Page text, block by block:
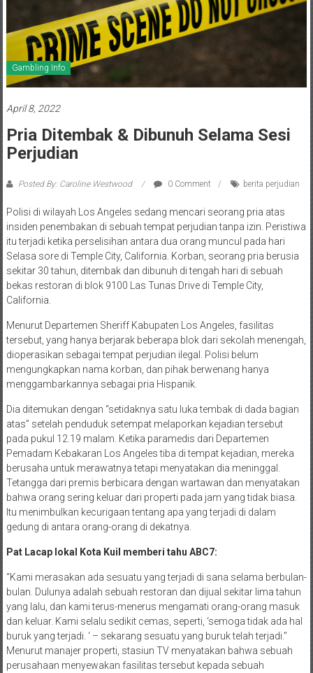
Gambling Info
April 8, 2022
Pria Ditembak & Dibunuh Selama Sesi
Perjudian
Posted By: Caroline Westwood 0 Comment berita perjudian
Polisi di wilayah Los Angeles sedang mencari seorang pria atas
insiden penembakan di sebuah tempat perjudian tanpa izin. Peristiwa
itu terjadi ketika perselisihan antara dua orang muncul pada hari
Selasa sore di Temple City, California. Korban, seorang pria berusia
sekitar 30 tahun, ditembak dan dibunuh di tengah hari di sebuah
bekas restoran di blok 9100 Las Tunas Drive di Temple City,
California.
Menurut Departemen Sheriff Kabupaten Los Angeles, fasilitas
tersebut, yang hanya berjarak beberapa blok dari sekolah menengah,
dioperasikan sebagai tempat perjudian ilegal. Polisi belum
mengungkapkan nama korban, dan pihak berwenang hanya
menggambarkannya sebagai pria Hispanik.
Dia ditemukan dengan “setidaknya satu luka tembak di dada bagian
atas” setelah penduduk setempat melaporkan kejadian tersebut
pada pukul 12.19 malam. Ketika paramedis dari Departemen
Pemadam Kebakaran Los Angeles tiba di tempat kejadian, mereka
berusaha untuk merawatnya tetapi menyatakan dia meninggal.
Tetangga dari premis berbicara dengan wartawan dan menyatakan
bahwa orang sering keluar dari properti pada jam yang tidak biasa.
Itu menimbulkan kecurigaan tentang apa yang terjadi di dalam
gedung di antara orang-orang di dekatnya.
Pat Lacap lokal Kota Kuil memberi tahu ABC7:
“Kami merasakan ada sesuatu yang terjadi di sana selama berbulan-
bulan. Dulunya adalah sebuah restoran dan dijual sekitar lima tahun
yang lalu, dan kami terus-menerus mengamati orang-orang masuk
dan keluar. Kami selalu sedikit cemas, seperti, ‘semoga tidak ada hal
buruk yang terjadi. ‘ – sekarang sesuatu yang buruk telah terjadi.”
Menurut manajer properti, stasiun TV menyatakan bahwa sebuah
perusahaan menyewakan fasilitas tersebut kepada sebuah